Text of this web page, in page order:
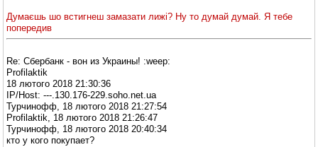
Думаєшь шо встигнеш замазати лижі? Ну то думай думай. Я тебе
попередив
Re: Сбербанк - вон из Украины! :weep:
Profilaktik
18 лютого 2018 21:30:36
IP/Host: ---.130.176-229.soho.net.ua
Турчинофф, 18 лютого 2018 21:27:54
Profilaktik, 18 лютого 2018 21:26:47
Турчинофф, 18 лютого 2018 20:40:34
кто у кого покупает?